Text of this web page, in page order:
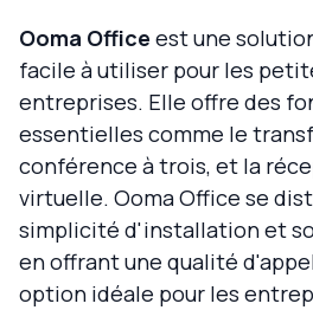
Ooma Office est une
facile à utiliser pour les
entreprises. Elle offre des
essentielles comme le
conférence à trois, et la
virtuelle. Ooma Office se
simplicité d'installation et
en offrant une qualité d'appel
option idéale pour les